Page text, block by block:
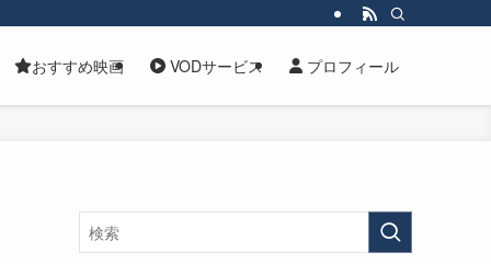
おすすめ映画 VODサービス プロフィール